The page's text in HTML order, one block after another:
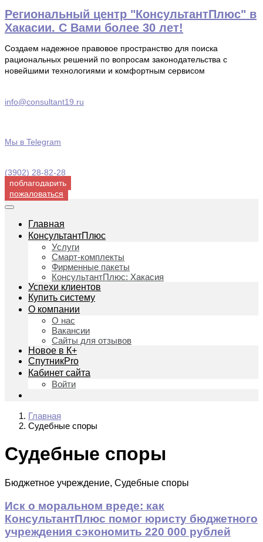
Перейти
к
содержимому
Региональный центр "КонсультантПлюс" в
Хакасии. С Вами более 30 лет!
Создаем надежное правовое пространство для поиска
рациональных решений по вопросам законодательства с
новейшими технологиями и комфортным сервисом
info@consultant19.ru
Мы в Telegram
(3902) 28-82-28
поблагодарить
пожаловаться
Главная
КонсультантПлюс
Услуги
Смарт-комплекты
Фирменные пакеты
КонсультантПлюс: Хакасия
Успехи клиентов
Купить систему
О компании
О нас
Вакансии
Сайты для отзывов
Новое в К+
СпутникPro
Кабинет сайта
Войти
Главная
Судебные споры
Судебные споры
Бюджетное учреждение, Судебные споры
Иск о моральном вреде: как
КонсультантПлюс помог юристу бюджетного
учреждения сэкономить 220 000 рублей